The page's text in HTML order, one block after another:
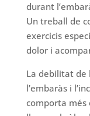
durant
Un treball de
exercicis
dolor i
La debilitat de
l’embaràs i
comporta més